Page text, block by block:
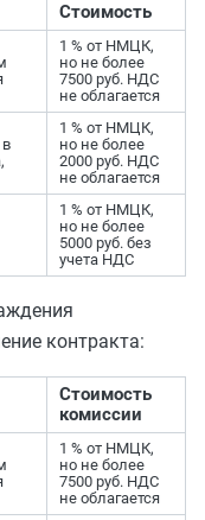
Стоимость
1 % от НМЦК,
но не более
7500 руб. НДС
не облагается
1 % от НМЦК,
но не более
2000 руб. НДС
не облагается
1 % от НМЦК,
но не более
5000 руб. без
учета НДС
контракта:
Стоимость
комиссии
1 % от НМЦК,
но не более
7500 руб. НДС
не облагается